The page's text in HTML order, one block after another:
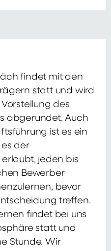
findet mit den
statt und wird
des
abgerundet. Auch
ist es ein
der
erlaubt, jeden bis
Bewerber
bevor
treffen.
findet bei uns
statt und
Stunde. Wir